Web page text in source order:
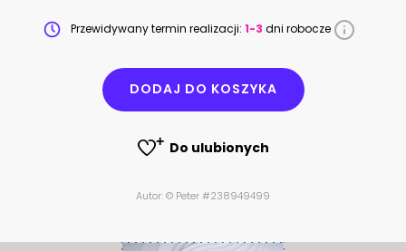
Przewidywany termin realizacji: 1-3 dni robocze
DODAJ DO KOSZYKA
Do ulubionych
Autor: © Peter #238949499